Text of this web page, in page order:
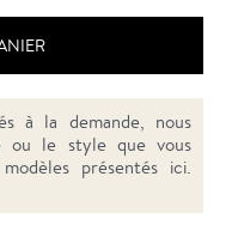
à la demande, nous
ou le style que vous
présentés ici.